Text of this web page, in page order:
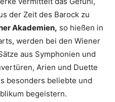
der Zeit des Barock zu
Akademien, so hießen in
werden bei den Wiener
aus Symphonien und
Arien und Duette
besonders beliebte und
begeistern.